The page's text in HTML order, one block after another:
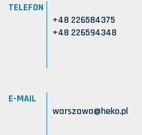
TELEFON
+48 226584375
+48 226594348
E-MAIL
warszawa@heko.pl